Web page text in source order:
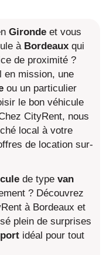
Gironde et vous
à Bordeaux qui
de proximité ?
en mission, une
ou un particulier
le bon véhicule
CityRent, nous
local à votre
de location sur-
de type van
? Découvrez
à Bordeaux et
plein de surprises
idéal pour tout